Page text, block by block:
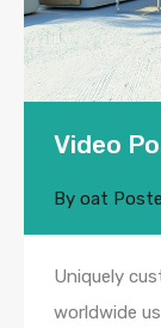
Video
By oat
Uniquely
worldwide